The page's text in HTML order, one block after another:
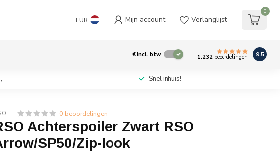
EUR Mijn account Verlanglijst
0
€Incl. btw 1.232 beoordelingen 9.5
Snel inhuis!
0 beoordelingen
Achterspoiler Zwart RSO
SP50/Zip-look